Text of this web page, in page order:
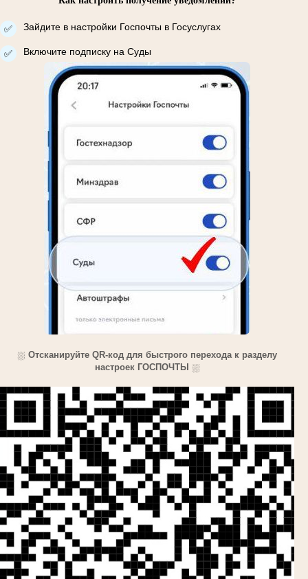
✅ Зайдите в настройки Госпочты в Госуслугах
✅ Включите подписку на Суды
⛆ Отсканируйте QR-код для быстрого перехода к разделу
настроек ГОСПОЧТЫ
⛆